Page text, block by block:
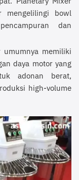
mengelilingi bowl
dan
memiliki
daya motor yang
adonan berat,
high-volume